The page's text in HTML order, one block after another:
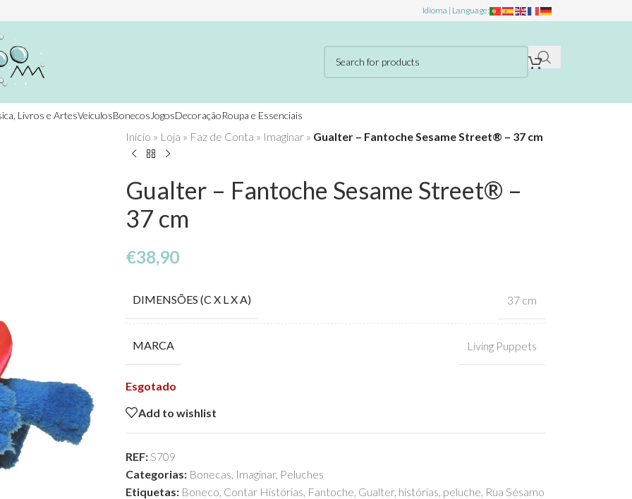
Idioma | Language:
Livros e ArtesVeículosBonecos JogosDecoraçãoRoupa e Essenciais
Início » Loja » Faz de Conta » Imaginar» Gualter – Fantoche Sesame Street® – 37 cm
Gualter – Fantoche Sesame Street® –
37 cm
€38,90
DIMENSÕES (C X L X A) 37 cm
MARCA Living Puppets
Esgotado
Add to wishlist
REF:S709
Categorias: Bonecas, Imaginar, Peluches
Etiquetas: Boneco, Contar Histórias, Fantoche, Gualter, histórias, peluche, Rua Sésamo